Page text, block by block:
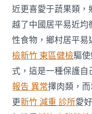
近更喜愛于蔬果類
越了中國居平易近
性食物，鄉村居平易
檢新竹 東區健檢驅
式，這是一種保護
報告 異常擇肉類，
更新竹 減重 診所愛